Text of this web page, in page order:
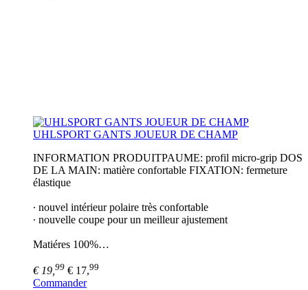
UHLSPORT GANTS JOUEUR DE CHAMP
INFORMATION PRODUITPAUME: profil micro-grip DOS
DE LA MAIN: matière confortable FIXATION: fermeture
élastique
∙ nouvel intérieur polaire très confortable
∙ nouvelle coupe pour un meilleur ajustement
Matiéres 100%…
€ 19, 99 € 17,99
Commander